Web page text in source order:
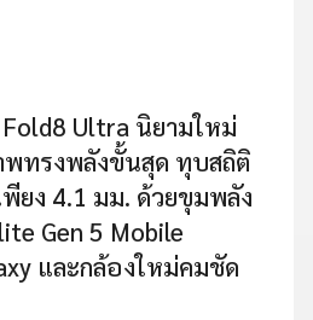
Ultra นิยามใหม่
ทรงพลังขั้นสุด ทุบสถิติ
พียง 4.1 มม. ด้วยขุมพลัง
Gen 5 Mobile
และกล้องใหม่คมชัด